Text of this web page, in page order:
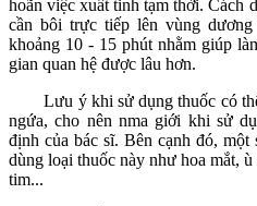
hoãn việc xuất tinh tạm thời. Cách
cần bôi trực tiếp lên vùng
khoảng 10 - 15 phút nhằm giúp
gian quan hệ được lâu hơn.
Lưu ý khi sử dụng thuốc có thể
ngứa, cho nên nma giới khi sử
định của bác sĩ. Bên cạnh đó,
dùng loại thuốc này như hoa mắt,
tim...